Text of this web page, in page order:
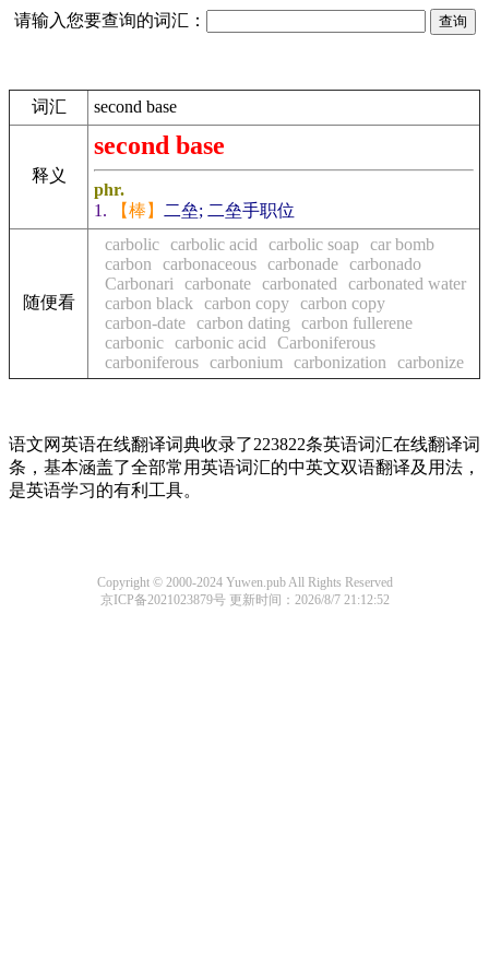
请输入您要查询的词汇：
词汇 second base
释义
second base
phr.
1.
【棒】 二垒; 二垒手职位
随便看
carbolic carbolic acid carbolic soap car bomb
carbon
carbonaceous carbonade carbonado
Carbonari
carbonate carbonated
carbonated water
carbon black
carbon copy carbon copy
carbon-date carbon dating
carbon fullerene
carbonic carbonic acid
Carboniferous
carboniferous carbonium carbonization carbonize
语文网英语在线翻译词典收录了223822条英语词汇在线翻译词
条，基本涵盖了全部常用英语词汇的中英文双语翻译及用法，
是英语学习的有利工具。
Copyright © 2000-2024 Yuwen.pub All Rights Reserved
京ICP备2021023879号更新时间：2026/8/7 21:12:52